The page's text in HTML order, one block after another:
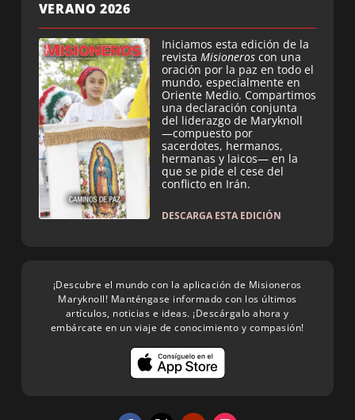
VERANO 2026
Iniciamos esta edición de la
revista Misioneros con una
oración por la paz en todo el
mundo, especialmente en
Oriente Medio. Compartimos
una declaración conjunta
del liderazgo de Maryknoll
—compuesto por
sacerdotes, hermanos,
hermanas y laicos— en la
que se pide el cese del
conflicto en Irán.
DESCARGA ESTA EDICIÓN
¡Descubre el mundo con la aplicación de Misioneros
Maryknoll! Manténgase informado con los últimos
artículos, noticias e ideas. ¡Descárgalo ahora y
embárcate en un viaje de conocimiento y compasión!